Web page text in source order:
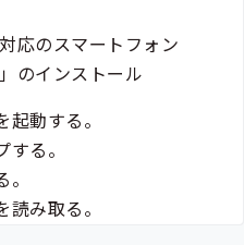
応のスマートフォン
のインストール
動する。
る。
み取る。